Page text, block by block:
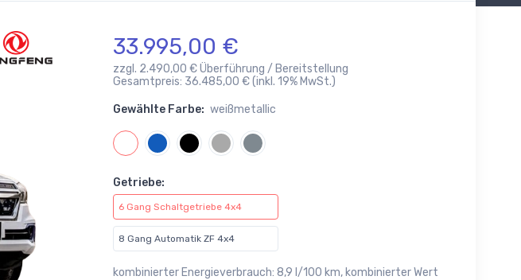
33.995,00 €
zzgl. 2.490,00 € Überführung / Bereitstellung
Gesamtpreis: 36.485,00 € (inkl. 19% MwSt.)
Gewählte Farbe: weißmetallic
Getriebe:
6 Gang Schaltgetriebe 4x4
8 Gang Automatik ZF 4x4
kombinierter Energieverbrauch: 8,9 l/100 km, kombinierter Wert